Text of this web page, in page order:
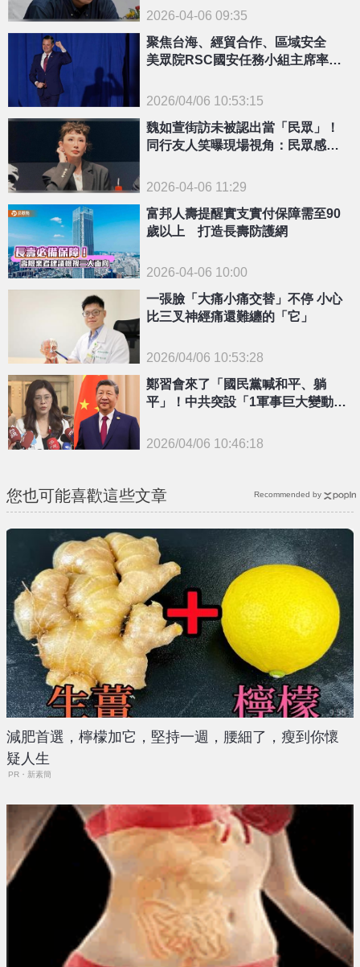
2026-04-06 09:35
{PLAYICON}
聚焦台海、經貿合作、區域安全
美眾院RSC國安任務小組主席率團
2026/04/06 10:53:15
魏如萱街訪未被認出當「民眾」！
同行友人笑曝現場視角：民眾感覺
2026-04-06 11:29
富邦人壽提醒實支實付保障需至90
歲以上 打造長壽防護網
2026-04-06 10:00
{PLAYICON}
一張臉「大痛小痛交替」不停 小心
比三叉神經痛還難纏的「它」
2026/04/06 10:53:28
鄭習會來了「國民黨喊和平、躺
平」！中共突設「1軍事巨大變動」
2026/04/06 10:46:18
您也可能喜歡這些文章
減肥首選，檸檬加它，堅持一週，腰細了，瘦到你懷
疑人生
PR・新素簡
Recommended by